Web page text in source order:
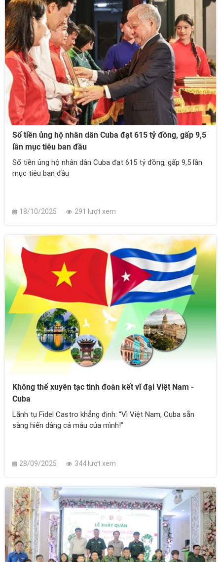
Số tiền ủng hộ nhân dân Cuba đạt 615 tỷ đồng, gấp 9,5
lần mục tiêu ban đầu
Số tiền ủng hộ nhân dân Cuba đạt 615 tỷ đồng, gấp 9,5 lần
mục tiêu ban đầu
18/10/2025 291 lượt xem
Không thể xuyên tạc tình đoàn kết vĩ đại Việt Nam -
Cuba
Lãnh tụ Fidel Castro khẳng định: “Vì Việt Nam, Cuba sẵn
sàng hiến dâng cả máu của mình!”
28/09/2025 344 lượt xem